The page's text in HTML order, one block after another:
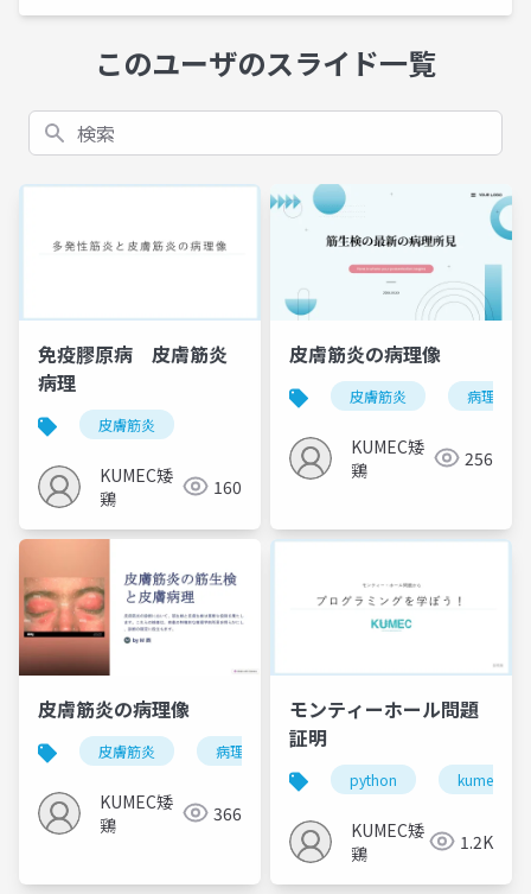
このユーザのスライド一覧
検索
免疫膠原病 皮膚筋炎
病理
皮膚筋炎
KUMEC矮
鶏
160
皮膚筋炎の病理像
皮膚筋炎 病理像
KUMEC矮
鶏
256
皮膚筋炎の病理像
皮膚筋炎 病理像 gamma
KUMEC矮
鶏
366
モンティーホール問題
証明
python kumec
KUMEC矮
鶏
1.2K